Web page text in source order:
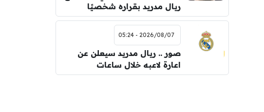
ريال مدريد بقراره شخصيًا
2026/08/07 - 05:24
صور .. ريال مدريد سيعلن عن
اعارة لاعبه خلال ساعات